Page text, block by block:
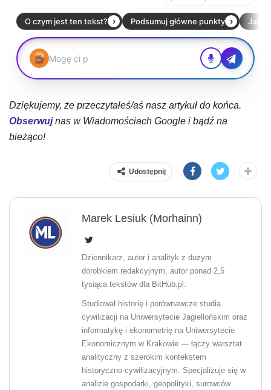
Dziękujemy, że przeczytałeś/aś nasz artykuł do końca.
Obserwujnas w Wiadomościach Google i bądź na
bieżąco!
Udostępnij
Marek Lesiuk (Morhainn)
Dziennikarz, autor i analityk z dużym
dorobkiem redakcyjnym, autor ponad 2,5
tysiąca tekstów dla BitHub.pl.
Studiował historię i porównawcze studia
cywilizacji na Uniwersytecie Jagiellońskim oraz
informatykę i ekonometrię na Uniwersytecie
Ekonomicznym w Krakowie — łączy warsztat
analityczny z szerokim kontekstem
historyczno-cywilizacyjnym. Specjalizuje się w
analizie gospodarki, geopolityki, surowców